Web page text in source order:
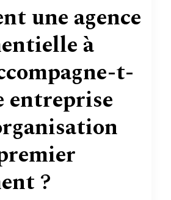
une agence
à
t-
entreprise
?